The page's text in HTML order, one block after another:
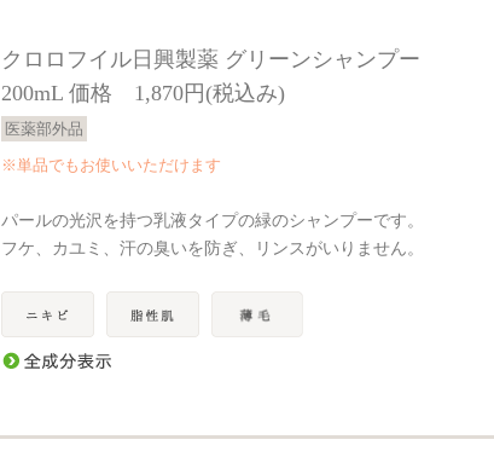
クロロフイル日興製薬 グリーンシャンプー
200mL 価格 1,870円(税込み)
医薬部外品
※単品でもお使いいただけます
パールの光沢を持つ乳液タイプの緑のシャンプーです。
フケ、カユミ、汗の臭いを防ぎ、リンスがいりません。